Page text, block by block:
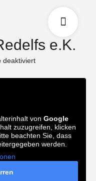
e.K.
deaktiviertfür
Redelfs
von Google
zuzugreifen, klicken
beachten Sie, dass
werden.